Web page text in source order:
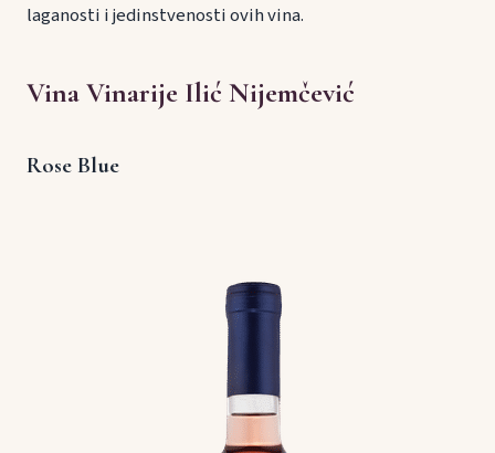
laganosti i jedinstvenosti ovih vina.
Vina Vinarije Ilić Nijemčević
Rose Blue